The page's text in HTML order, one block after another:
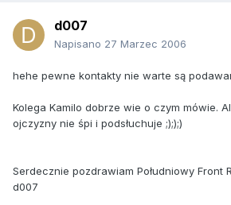
d007
Napisano 27 Marzec 2006
hehe pewne kontakty nie warte są
Kolega Kamilo dobrze wie o czym mówie.
ojczyzny nie śpi i podsłuchuje ;););)
Serdecznie pozdrawiam Południowy Front
d007